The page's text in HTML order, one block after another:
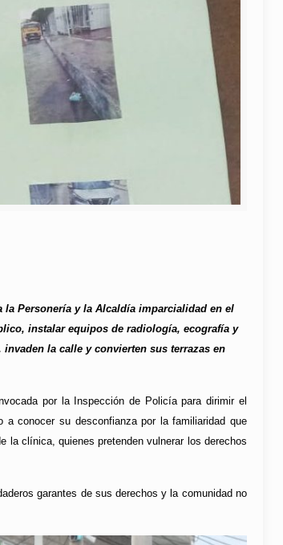
la Personería y la Alcaldía imparcialidad en el
instalar equipos de radiología, ecografía y
la calle y convierten sus terrazas en
por la Inspección de Policía para dirimir el
conocer su desconfianza por la familiaridad que
la clínica, quienes pretenden vulnerar los derechos
garantes de sus derechos y la comunidad no